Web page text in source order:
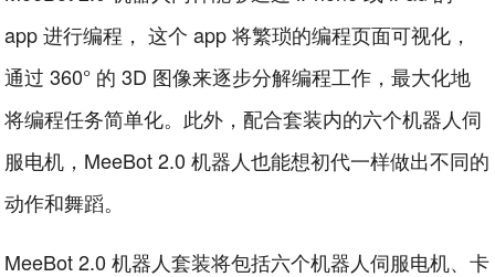
app 进行编程， 这个 app 将繁琐的编程页面可视化，
通过 360° 的 3D 图像来逐步分解编程工作，最大化地
将编程任务简单化。此外，配合套装内的六个机器人伺
服电机，MeeBot 2.0 机器人也能想初代一样做出不同的
动作和舞蹈。
MeeBot 2.0 机器人套装将包括六个机器人伺服电机、卡